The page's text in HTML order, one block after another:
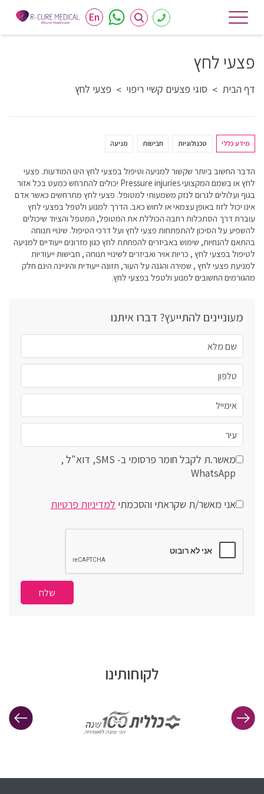
En
פצעי לחץ
דף הבית > סוגי פצעים קשיי ריפוי > פצעי לחץ
מידע כללי טכנולוגיות חבישות מניעה
הדבר החשוב ביותר שקשור למניעה וטיפול בפצעי לחץ הינו המודעות. פצעי
לחץ או בשמם המקצועי Pressure injuries יכולים להתרחש כמעט בכל אזור
בגוף ועלולים לגרום לנזק משמעותי למטופל. פצעי לחץ מתרחשים כאשר אדם
אינו יכול לזוז באופן עצמאי או לחוש כאב. הדרך למנוע ולטפל בפצעי לחץ
עוברת דרך הסתכלות רחבה הכוללת את המטופל, המטפל והציוד שיכולים
להשפיע על הסיכון להתפתחות פצעי לחץ ועל דרכי הטיפול. שינויי תנוחה
בהתאם להנחיות, שימוש באביזרים להפחתת לחץ כגון מזרונים ייעודיים למניעה
לטיפול בפצעי לחץ , כריות אויר ואביזרים לשינויי תנוחה , חבישות ייעודיות
למניעת פצעי לחץ , שמירה והגנה על העור, תזונה ייעודית והיגיינה הינם חלק
מהגורמים החשובים למנוע ולטפל בפצעי לחץ.
מעוניינים להתייעץ? דברו איתנו
מאשר.ת לקבל חומר פרסומי ב- SMS, דוא"ל ,
WhatsApp
אני מאשר/ת שקראתי והסכמתי למדיניות פרטיות
לקוחותינו